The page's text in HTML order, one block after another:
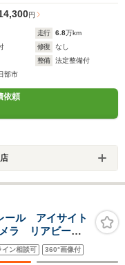
円
走行 6.8万km
修復
なし
整備
法定整備付
部市
依頼
ール アイサイト
ラ リアビーク
ビ ETC ドライ
ルミホイール
イン相談可 360°画像付